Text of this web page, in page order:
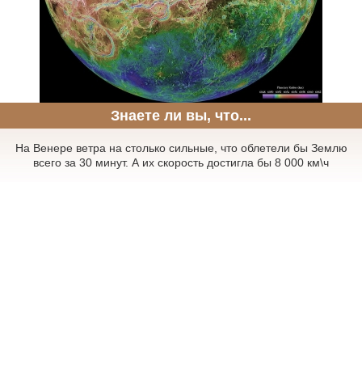
Знаете ли вы, что...
На Венере ветра на столько сильные, что облетели бы Землю
всего за 30 минут. А их скорость достигла бы 8 000 км\ч